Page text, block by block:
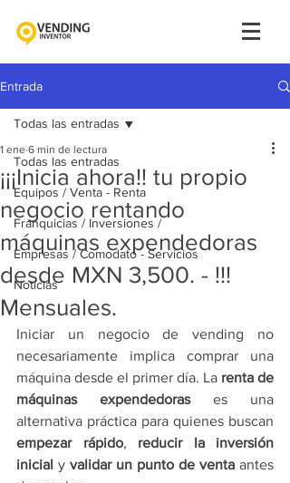
Entrada
Todas las entradas
Equipos / Venta - Renta
Franquicias / Inversiones /
Empresas / Comodato - Servicios
Noticias
Todas las entradas
¡¡¡Inicia ahora!! tu propio
negocio rentando
máquinas expendedoras
desde MXN 3,500. - !!!
Mensuales.
1 ene 6 min de lectura
Iniciar un negocio de vending no
necesariamente implica comprar una
máquina desde el primer día. La renta de
máquinas expendedoras es una
empezar rápido, reducir la inversión
inicial y validar un punto de venta antes